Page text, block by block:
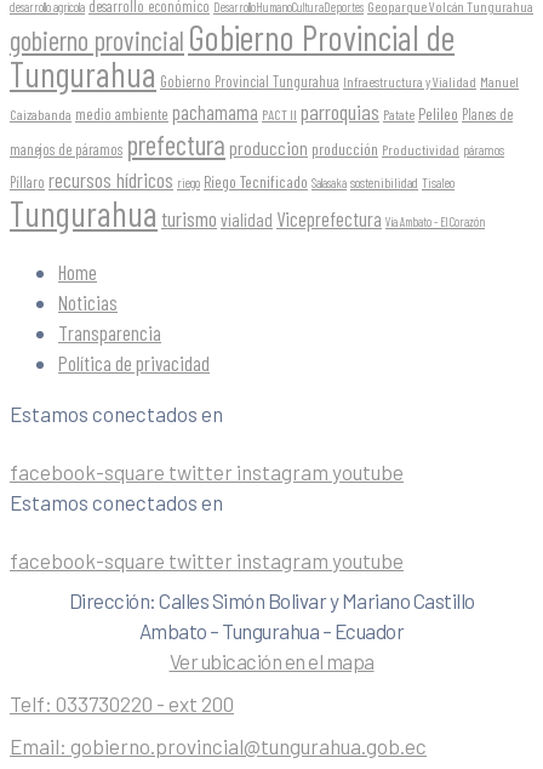
desarrollo agrícola desarrollo económico DesarrolloHumanoCulturaDeportes Geoparque Volcán Tungurahua
gobierno provincial Gobierno Provincial de
Tungurahua Gobierno Provincial Tungurahua Infraestructura y Vialidad Manuel
Caizabanda medio ambiente pachamama PACT II parroquias Patate Pelileo Planes de
manejos de páramos prefectura produccion producción Productividad páramos
Píllaro recursos hídricos riego Riego Tecnificado Salasaka sostenibilidad Tisaleo
Tungurahua turismo vialidad Viceprefectura Vía Ambato - El Corazón
Home
Noticias
Transparencia
Política de privacidad
Estamos conectados en
facebook-square twitter instagram youtube
Estamos conectados en
facebook-square twitter instagram youtube
Dirección: Calles Simón Bolivar y Mariano Castillo
Ambato – Tungurahua – Ecuador
Ver ubicación en el mapa
Telf: 033730220 - ext 200
Email: gobierno.provincial@tungurahua.gob.ec